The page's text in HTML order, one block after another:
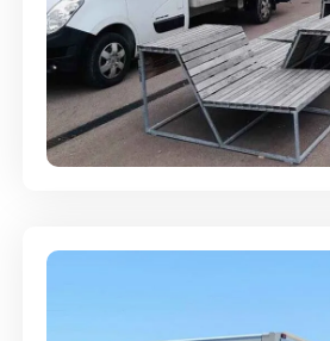
Umzugsreinigung - mit
Abgabegarantie